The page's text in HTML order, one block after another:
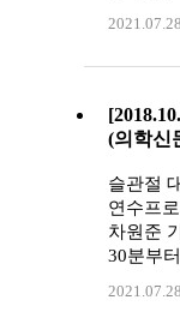
2021.07.28
(의학신
슬관절
연수프
차원준
30분부
2021.07.28